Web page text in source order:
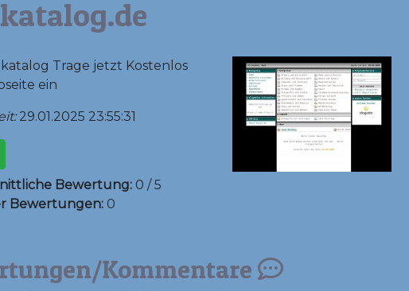
Trage jetzt Kostenlos
ein
29.01.2025 23:55:31
Bewertung:0 / 5
Bewertungen:0
Kommentare